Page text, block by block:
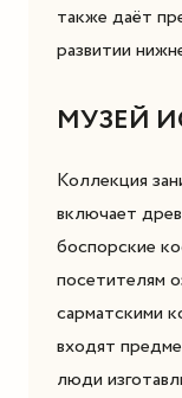
также даёт
развитии
МУЗЕЙ
Коллекция
включает
боспорские
посетителям
сарматскими
входят
люди